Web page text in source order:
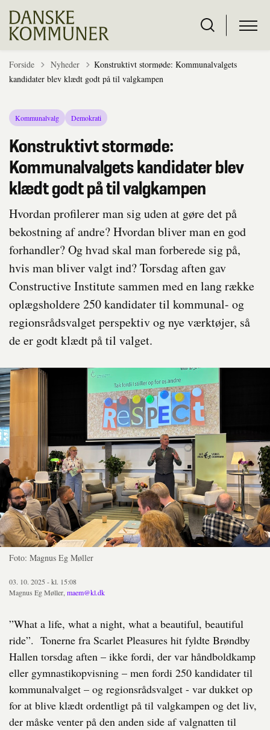
Forside Tilbage til
Nyheder
Konstruktivt stormøde: Kommunalvalgets
kandidater blev klædt godt på til valgkampen
Kommunalvalg Demokrati
Konstruktivt stormøde:
Kommunalvalgets kandidater blev
klædt godt på til valgkampen
Hvordan profilerer man sig uden at gøre det på
bekostning af andre? Hvordan bliver man en god
forhandler? Og hvad skal man forberede sig på,
hvis man bliver valgt ind? Torsdag aften gav
Constructive Institute sammen med en lang række
oplægsholdere 250 kandidater til kommunal- og
regionsrådsvalget perspektiv og nye værktøjer, så
de er godt klædt på til valget.
Foto: Magnus Eg Møller
03. 10. 2025 - kl. 15:08
Magnus Eg Møller, maem@kl.dk
”What a life, what a night, what a beautiful, beautiful
ride”. Tonerne fra Scarlet Pleasures hit fyldte Brøndby
Hallen torsdag aften – ikke fordi, der var håndboldkamp
eller gymnastikopvisning – men fordi 250 kandidater til
kommunalvalget – og regionsrådsvalget - var dukket op
for at blive klædt ordentligt på til valgkampen og det liv,
der måske venter på den anden side af valgnatten til